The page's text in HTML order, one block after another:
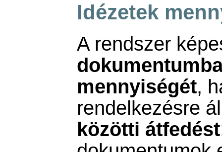
Idézetek
A rendszer
mennyiségét,
rendelkezésre
közötti átfedést